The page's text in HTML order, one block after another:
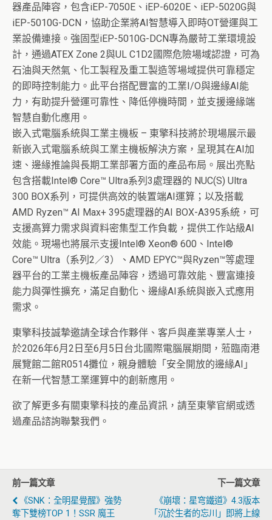
器產品陣容，包含iEP-7050E、iEP-6020E、iEP-5020G與
iEP-5010G-DCN，協助企業將AI智慧導入即時OT營運與工
業設備連接。強固型iEP-5010G-DCN專為嚴苛工業環境設
計，通過ATEX Zone 2與UL C1D2國際危險場域認證，可為
石油與天然氣、化工製程及重工製造等場域提供可靠穩定
的即時控制能力。此平台搭配豐富的工業I/O與邊緣AI能
力，有助提升營運可靠性、降低停機時間，並支援邊緣端
智慧自動化應用。
嵌入式電腦系統與工業主機板 – 東擎科技將於現場展示最
新嵌入式電腦系統與工業主機板解決方案，呈現其在AI加
速、邊緣推論與長期工業部署方面的產品布局。展出亮點
包含搭載Intel® Core™ Ultra系列3處理器的 NUC(S) Ultra
300 BOX系列，可提供高效的裝置端AI運算；以及搭載
AMD Ryzen™ AI Max+ 395處理器的AI BOX-A395系統，可
支援高算力需求與資料密集型工作負載，提供工作站級AI
效能。現場也將展示支援Intel® Xeon® 600、Intel®
Core™ Ultra（系列2／3）、AMD EPYC™與Ryzen™等處理
器平台的工業主機板產品陣容，透過可靠效能、豐富連接
能力與彈性擴充，滿足自動化、邊緣AI系統與嵌入式應用
需求。
東擎科技誠摯邀請全球合作夥伴、客戶與產業專業人士，
於2026年6月2日至6月5日台北國際電腦展期間，蒞臨南港
展覽館二館R0514攤位，親身體驗「安全開放的邊緣AI」
在新一代智慧工業運算中的創新應用。
欲了解更多有關東擎科技的產品資訊，請至東擎官網或透
過產品諮詢聯繫我們。
前一篇文章
《SNK：全明星覺醒》強勢
奪下雙榜TOP 1！SSR 魔王
下一篇文章
《崩壞：星穹鐵道》4.3版本
「沉於生者的忘川」即將上線